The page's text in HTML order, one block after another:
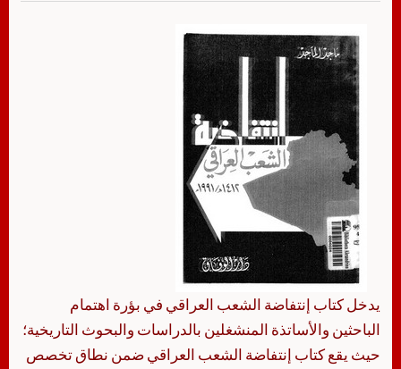
يدخل كتاب إنتفاضة الشعب العراقي في بؤرة اهتمام
الباحثين والأساتذة المنشغلين بالدراسات والبحوث التاريخية؛
حيث يقع كتاب إنتفاضة الشعب العراقي ضمن نطاق تخصص